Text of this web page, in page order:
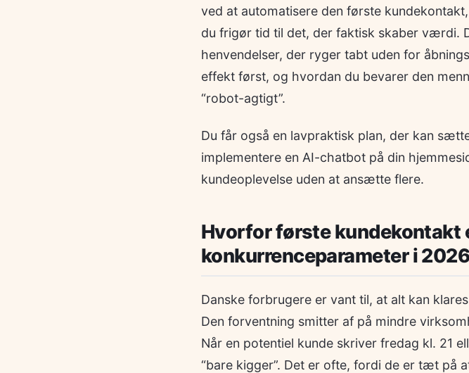
ved at automatisere den første
du frigør tid til det, der faktisk skaber værdi.
henvendelser, der ryger tabt uden for
effekt først, og hvordan du bevarer den
“robot-agtigt”.
Du får også en lavpraktisk plan, der kan
implementere en AI-chatbot på din
kundeoplevelse uden at ansætte flere.
Hvorfor første kundekontakt
konkurrenceparameter i 2026
Danske forbrugere er vant til, at alt kan
Den forventning smitter af på mindre
Når en potentiel kunde skriver fredag kl. 21
“bare kigger”. Det er ofte, fordi de er tæt på